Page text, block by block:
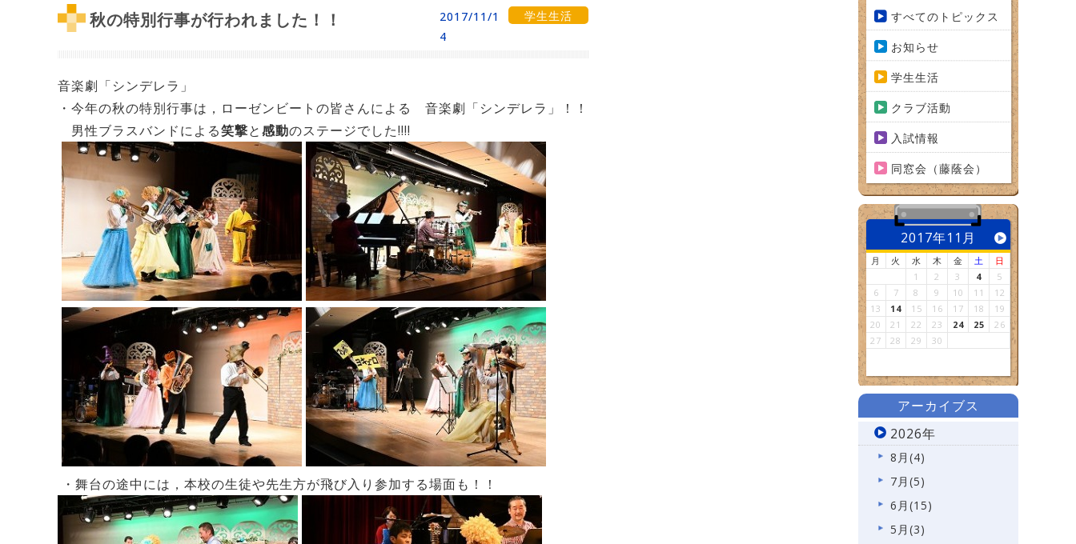
秋の特別行事が行われました！！
2017/11/1
4
学生生活
音楽劇「シンデレラ」
・今年の秋の特別行事は， ローゼンビート の皆さんによる 音楽劇「シンデレラ」！！
男性ブラスバンドによる笑撃と感動のステージでした!!!!
・舞台の途中には，本校の生徒や先生方が飛び入り参加する場面も！！
すべてのトピックス
お知らせ
学生生活
クラブ活動
入試情報
同窓会（藤蔭会）
2017年11月
月 火 水 木 金 土
日
1
2 3 4
5
6
7 8 9 10 11
12
13
14 15 16 17 18
19
20
21 22 23 24 25
26
27
28 29 30
アーカイブス
2026年
8月(4)
7月(5)
6月(15)
5月(3)